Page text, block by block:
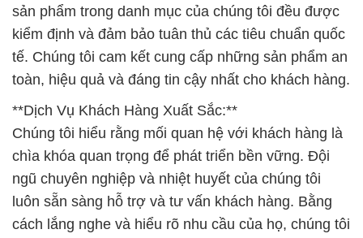
sản phẩm trong danh mục của chúng tôi đều được
kiểm định và đảm bảo tuân thủ các tiêu chuẩn quốc
tế. Chúng tôi cam kết cung cấp những sản phẩm an
toàn, hiệu quả và đáng tin cậy nhất cho khách hàng.
**Dịch Vụ Khách Hàng Xuất Sắc:**
Chúng tôi hiểu rằng mối quan hệ với khách hàng là
chìa khóa quan trọng để phát triển bền vững. Đội
ngũ chuyên nghiệp và nhiệt huyết của chúng tôi
luôn sẵn sàng hỗ trợ và tư vấn khách hàng. Bằng
cách lắng nghe và hiểu rõ nhu cầu của họ, chúng tôi